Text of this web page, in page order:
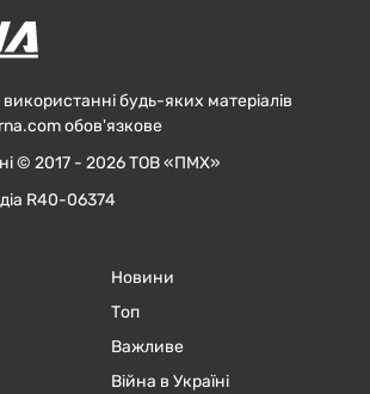
будь-яких матеріалів
обов'язкове
© 2017 - 2026 ТОВ «ПМХ»
R40-06374
Новини
Топ
Важливе
Війна в Україні